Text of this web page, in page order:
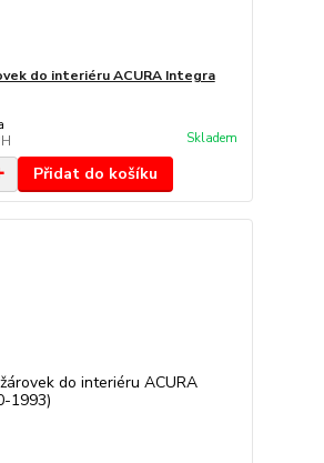
do interiéru ACURA Integra
Skladem
Přidat do košíku